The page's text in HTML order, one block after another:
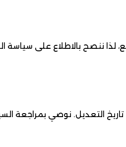
لذا ننصح بالاطلاع على
التعديل. نوصي بمراجعة